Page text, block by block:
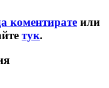
коментирате или
тук.